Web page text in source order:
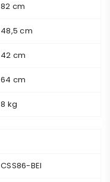
82 cm
48,5 cm
42 cm
64 cm
8 kg
CSS86-BEI